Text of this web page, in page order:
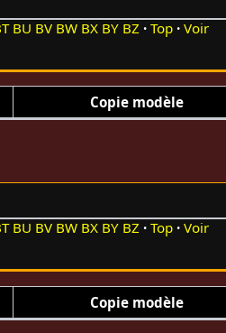
BU BV BW BX BY BZ Top
Voir
Copie modèle
BU BV BW BX BY BZ Top
Voir
Copie modèle